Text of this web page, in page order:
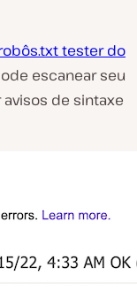
tester do
escanear seu
de sintaxe